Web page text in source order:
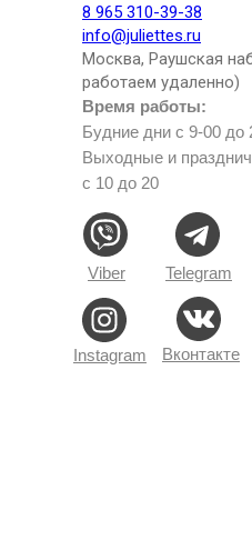
Время работы:
Будние дни с 9-00 до
Выходные и
с 10 до 20
Telegram
Viber
Instagram
8 965 310-39-38
info@juliettes.ru
Москва, Раушская
работаем удаленно)
Вконтакте